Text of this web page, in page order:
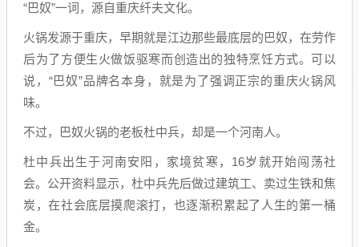
“巴奴”一词，源自重庆纤夫文化。
火锅发源于重庆，早期就是江边那些最底层的巴奴，在劳作
后为了方便生火做饭驱寒而创造出的独特烹饪方式。可以
说，“巴奴”品牌名本身，就是为了强调正宗的重庆火锅风
味。
不过，巴奴火锅的老板杜中兵，却是一个河南人。
杜中兵出生于河南安阳，家境贫寒，16岁就开始闯荡社
会。公开资料显示，杜中兵先后做过建筑工、卖过生铁和焦
炭，在社会底层摸爬滚打，也逐渐积累起了人生的第一桶
金。